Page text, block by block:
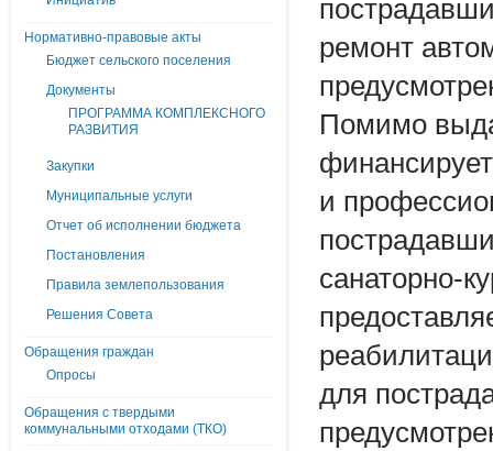
Нормативно-правовые акты
Бюджет сельского поселения
Документы
ПРОГРАММА КОМПЛЕКСНОГО
РАЗВИТИЯ
Закупки
Муниципальные услуги
Отчет об исполнении бюджета
Постановления
Правила землепользования
Решения Совета
Обращения граждан
Опросы
Обращения с твердыми
коммунальными отходами (ТКО)
ремонт
Помимо
и
санаторно-
для